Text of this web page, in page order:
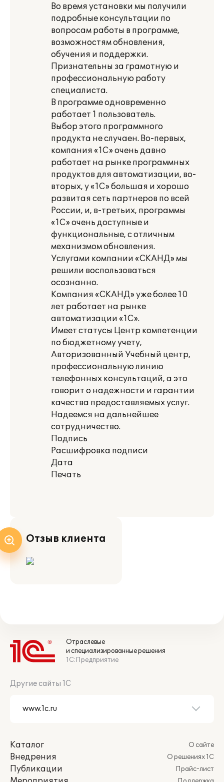
Во время установки мы получили
подробные консультации по
вопросам работы в программе,
возможностям обновления,
обучения и поддержки.
Признательны за грамотную и
профессиональную работу
специалиста.
В программе одновременно
работает 1 пользователь.
Выбор этого программного
продукта не случаен. Во-первых,
компания «1С» очень давно
работает на рынке программных
продуктов для автоматизации, во-
вторых, у «1С» большая и хорошо
развитая сеть партнеров по всей
России, и, в-третьих, программы
«1С» очень доступные и
функциональные, с отличным
механизмом обновления.
Услугами компании «СКАНД» мы
решили воспользоваться
осознанно.
Компания «СКАНД» уже более 10
лет работает на рынке
автоматизации «1С».
Имеет статусы Центр компетенции
по бюджетному учету,
Авторизованный Учебный центр,
профессиональную линию
телефонных консультаций, а это
говорит о надежности и гарантии
качества предоставляемых услуг.
Надеемся на дальнейшее
сотрудничество.
Подпись
Расшифровка подписи
Дата
Печать
Отзыв клиента
Отраслевые
и специализированные решения
1С:Предприятие
Другие сайты 1С
Каталог
Внедрения
Публикации
О сайте
О решениях 1С
Прайс-лист